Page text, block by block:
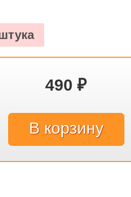
490 ₽